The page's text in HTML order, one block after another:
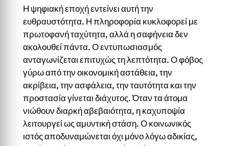
Η ψηφιακή εποχή εντείνει αυτή την
ευθραυστότητα. Η πληροφορία κυκλοφορεί με
πρωτοφανή ταχύτητα, αλλά η σαφήνεια δεν
ακολουθεί πάντα. Ο εντυπωσιασμός
ανταγωνίζεται επιτυχώς τη λεπτότητα. Ο φόβος
γύρω από την οικονομική αστάθεια, την
ακρίβεια, την ασφάλεια, την ταυτότητα και την
προστασία γίνεται διάχυτος. Όταν τα άτομα
νιώθουν διαρκή αβεβαιότητα, η καχυποψία
λειτουργεί ως αμυντική στάση. Ο κοινωνικός
ιστός αποδυναμώνεται όχι μόνο λόγω αδικίας,